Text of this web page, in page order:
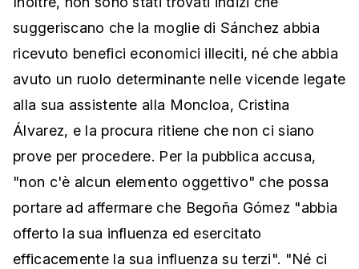
suggeriscano che la moglie di Sánchez abbia
ricevuto benefici economici illeciti, né che abbia
avuto un ruolo determinante nelle vicende legate
alla sua assistente alla Moncloa, Cristina
Álvarez, e la procura ritiene che non ci siano
prove per procedere. Per la pubblica accusa,
"non c'è alcun elemento oggettivo" che possa
portare ad affermare che Begoña Gómez "abbia
offerto la sua influenza ed esercitato
efficacemente la sua influenza su terzi". "Né ci